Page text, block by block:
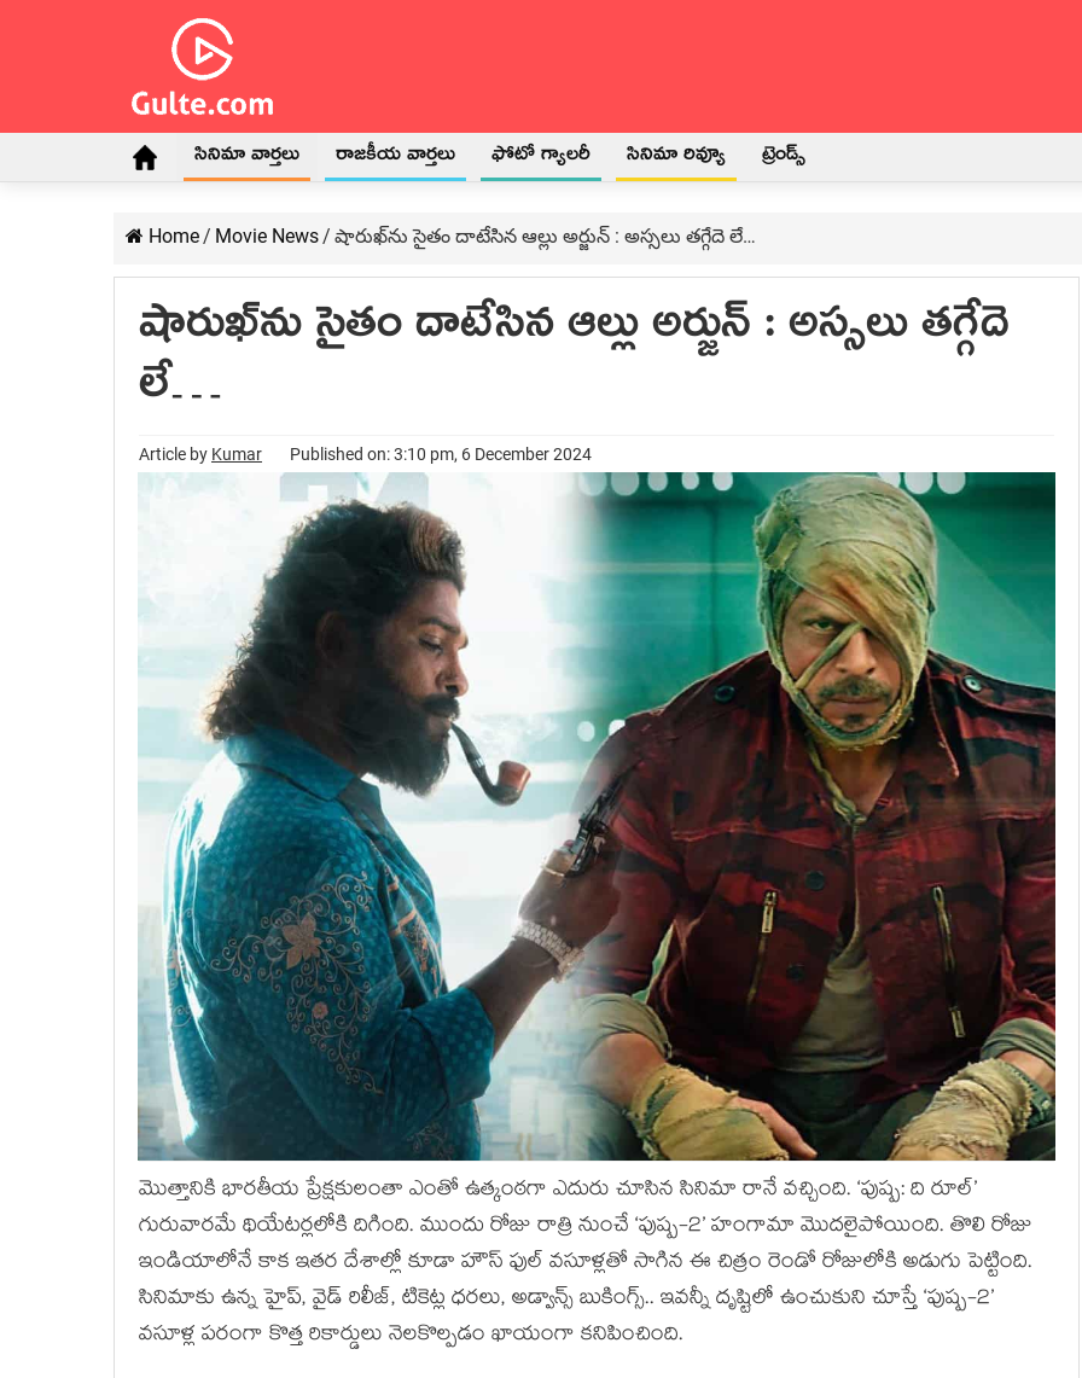
సినిమా వార్తలు రాజకీయ వార్తలు ఫోటో గ్యాలరీ సినిమా రివ్యూ ట్రెండ్స్
Home/ Movie News/ షారుఖ్‌ను సైతం దాటేసిన ఆల్లు అర్జున్ : అస్సలు తగ్గేదె లే…
షారుఖ్‌ను సైతం దాటేసిన ఆల్లు అర్జున్ : అస్సలు తగ్గేదె
లే…
Article by Kumar Published on: 3:10 pm, 6 December 2024
మొత్తానికి భారతీయ ప్రేక్షకులంతా ఎంతో ఉత్కంఠగా ఎదురు చూసిన సినిమా రానే వచ్చింది. ‘పుష్ప: ది రూల్’
గురువారమే థియేటర్లలోకి దిగింది. ముందు రోజు రాత్రి నుంచే ‘పుష్ప-2’ హంగామా మొదలైపోయింది. తొలి రోజు
ఇండియాలోనే కాక ఇతర దేశాల్లో కూడా హౌస్ ఫుల్ వసూళ్లతో సాగిన ఈ చిత్రం రెండో రోజులోకి అడుగు పెట్టింది.
సినిమాకు ఉన్న హైప్, వైడ్ రిలీజ్, టికెట్ల ధరలు, అడ్వాన్స్ బుకింగ్స్.. ఇవన్నీ దృష్టిలో ఉంచుకుని చూస్తే ‘పుష్ప-2’
వసూళ్ల పరంగా కొత్త రికార్డులు నెలకొల్పడం ఖాయంగా కనిపించింది.